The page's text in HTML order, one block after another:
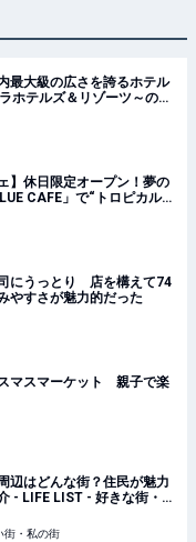
最大級の広さを誇るホテル
ホテルズ＆リゾーツ～のプ
】休日限定オープン！夢の
CAFE」で“トロピカル空
にうっとり 店を構えて74
やすさが魅力的だった
マスマーケット 親子で楽
辺はどんな街？住民が魅力
- LIFE LIST - 好きな街・住
街・私の街